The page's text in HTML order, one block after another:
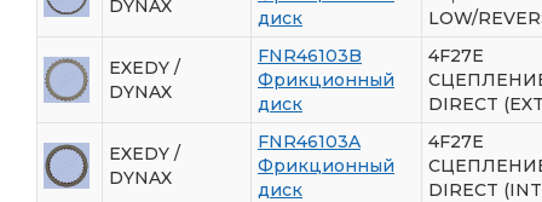
DYNAX
диск
LOW/
EXEDY /
DYNAX
FNR46103B
Фрикционный
диск
4F27E
DIRECT
EXEDY /
DYNAX
FNR46103A
Фрикционный
диск
4F27E
DIRECT